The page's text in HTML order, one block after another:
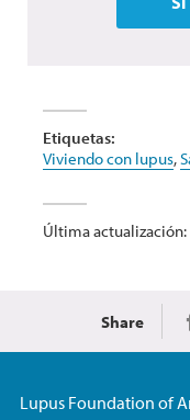
Etiquetas:
Viviendo con lupus,
Última
Share
Lupus Foundation of